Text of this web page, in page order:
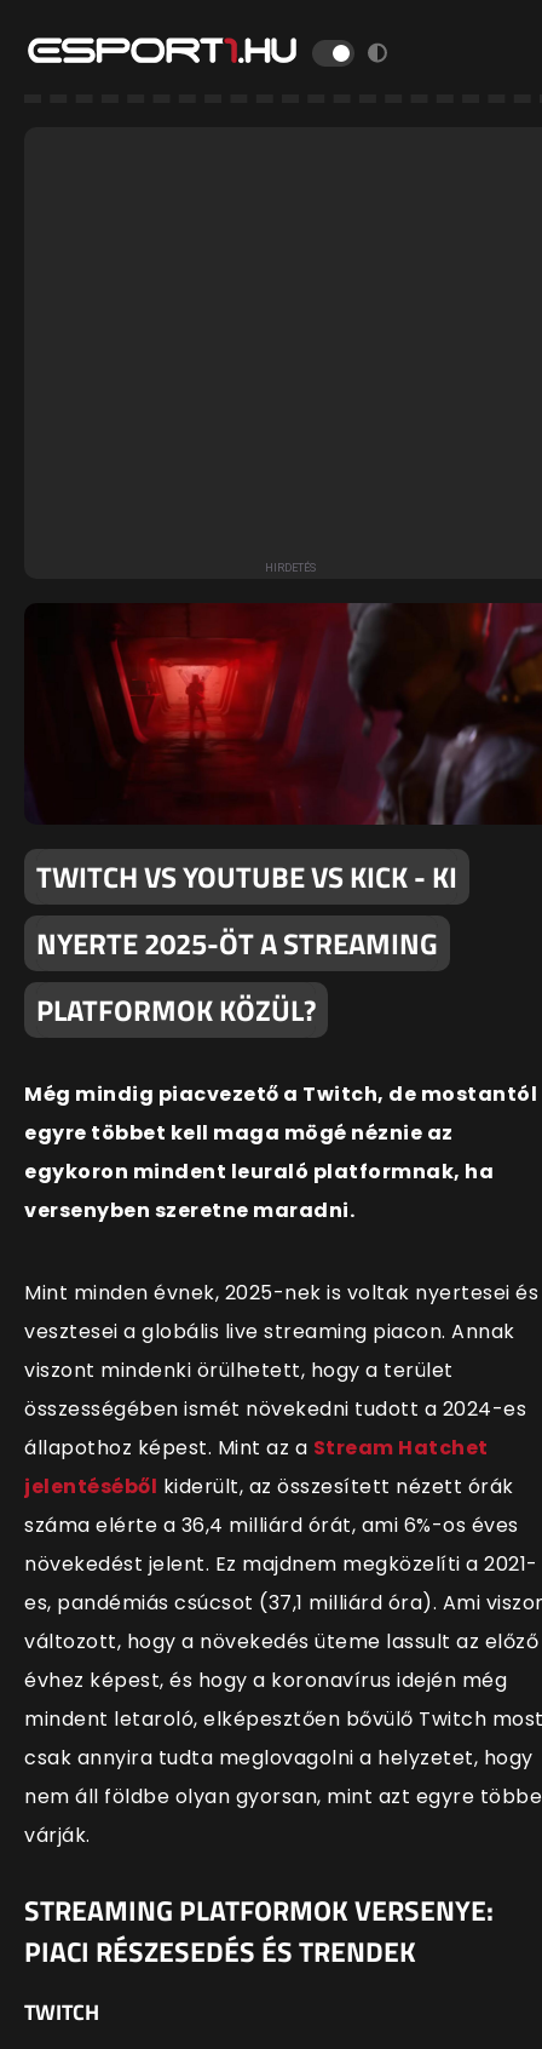
TWITCH VS YOUTUBE VS KICK - KI
NYERTE 2025-ÖT A STREAMING
PLATFORMOK KÖZÜL?
Még mindig piacvezető a Twitch, de mostantól
egyre többet kell maga mögé néznie az
egykoron mindent leuraló platformnak, ha
versenyben szeretne maradni.
Mint minden évnek, 2025-nek is voltak nyertesei és
vesztesei a globális live streaming piacon. Annak
viszont mindenki örülhetett, hogy a terület
összességében ismét növekedni tudott a 2024-es
állapothoz képest. Mint az a Stream Hatchet
jelentéséből kiderült, az összesített nézett órák
száma elérte a 36,4 milliárd órát, ami 6%-os éves
növekedést jelent. Ez majdnem megközelíti a 2021-
es, pandémiás csúcsot (37,1 milliárd óra). Ami
változott, hogy a növekedés üteme lassult az előző
évhez képest, és hogy a koronavírus idején még
mindent letaroló, elképesztően bővülő Twitch
csak annyira tudta meglovagolni a helyzetet, hogy
nem áll földbe olyan gyorsan, mint azt egyre
várják.
STREAMING PLATFORMOK VERSENYE:
PIACI RÉSZESEDÉS ÉS TRENDEK
TWITCH